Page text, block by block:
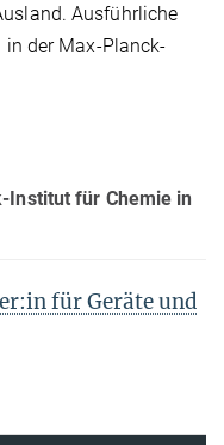
Ausführliche
der Max-Planck-
Institut für Chemie in
für Geräte und